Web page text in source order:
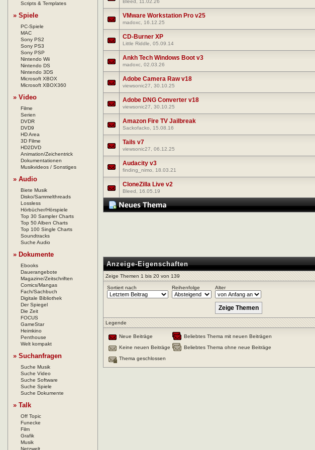
Scripts & Templates
» Spiele
PC-Spiele
MAC
Sony PS2
Sony PS3
Sony PSP
Nintendo Wii
Nintendo DS
Nintendo 3DS
Microsoft XBOX
Microsoft XBOX360
» Video
Filme
Serien
DVDR
DVD9
HD Area
3D Filme
HD2DVD
Animation/Zeichentrick
Dokumentationen
Musikvideos / Sonstiges
» Audio
Biete Musik
Disko/Sammelthreads
Lossless
Hörbücher/Hörspiele
Top 30 Sampler Charts
Top 50 Alben Charts
Top 100 Single Charts
Soundtracks
Suche Audio
» Dokumente
Ebooks
Dauerangebote
Magazine/Zeitschriften
Comics/Mangas
Fach/Sachbuch
Digitale Bibliothek
Der Spiegel
Die Zeit
FOCUS
GameStar
Heimkino
Penthouse
Welt kompakt
» Suchanfragen
Suche Musik
Suche Video
Suche Software
Suche Spiele
Suche Dokumente
» Talk
Off Topic
Funecke
Film
Grafik
Musik
Bleed , 11.02.26
VMware Workstation Pro v25
madoxc, 16.12.25
CD-Burner XP
Little Riddle, 05.09.14
Ankh Tech Windows Boot v3
madoxc, 02.03.26
Adobe Camera Raw v18
viewsonic27, 30.10.25
Adobe DNG Converter v18
viewsonic27, 30.10.25
Amazon Fire TV Jailbreak
Sackofacko, 15.08.16
Tails v7
viewsonic27, 06.12.25
Audacity v3
finding_nimo, 18.03.21
CloneZilla Live v2
Bleed , 16.05.19
Anzeige-Eigenschaften
Zeige Themen 1 bis 20 von 139
Sortiert nach Reihenfolge Alter
Legende
Neue Beiträge
Beliebtes Thema mit neuen Beiträgen
Keine neuen Beiträge
Beliebtes Thema ohne neue Beiträge
Thema geschlossen